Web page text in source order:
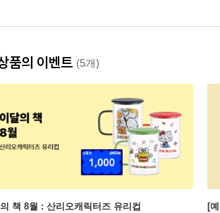
품의 이벤트 (5개)
책 8월 : 산리오캐릭터즈 유리컵 [